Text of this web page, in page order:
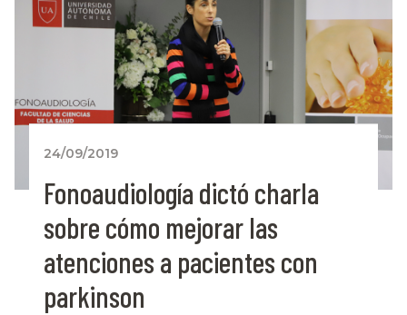
24/09/2019
Fonoaudiología dictó charla
sobre cómo mejorar las
atenciones a pacientes con
parkinson